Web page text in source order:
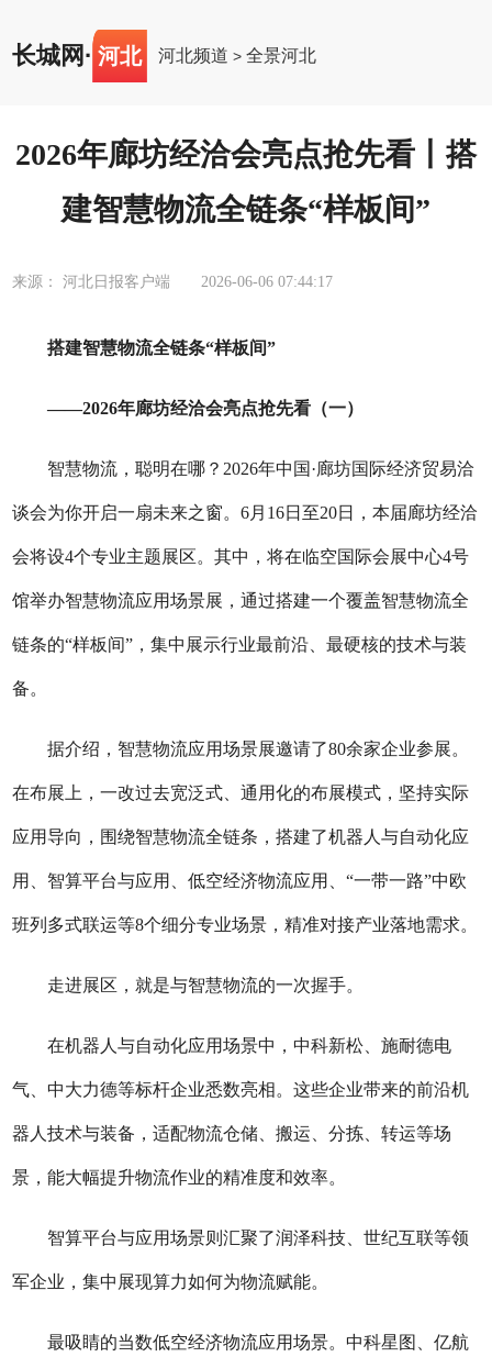
长城网 · 河北 河北频道 >全景河北
2026年廊坊经洽会亮点抢先看丨搭
建智慧物流全链条“样板间”
来源： 河北日报客户端 2026-06-06 07:44:17
搭建智慧物流全链条“样板间”
——2026年廊坊经洽会亮点抢先看（一）
智慧物流，聪明在哪？2026年中国·廊坊国际经济贸易洽
谈会为你开启一扇未来之窗。6月16日至20日，本届廊坊经洽
会将设4个专业主题展区。其中，将在临空国际会展中心4号
馆举办智慧物流应用场景展，通过搭建一个覆盖智慧物流全
链条的“样板间”，集中展示行业最前沿、最硬核的技术与装
备。
据介绍，智慧物流应用场景展邀请了80余家企业参展。
在布展上，一改过去宽泛式、通用化的布展模式，坚持实际
应用导向，围绕智慧物流全链条，搭建了机器人与自动化应
用、智算平台与应用、低空经济物流应用、“一带一路”中欧
班列多式联运等8个细分专业场景，精准对接产业落地需求。
走进展区，就是与智慧物流的一次握手。
在机器人与自动化应用场景中，中科新松、施耐德电
气、中大力德等标杆企业悉数亮相。这些企业带来的前沿机
器人技术与装备，适配物流仓储、搬运、分拣、转运等场
景，能大幅提升物流作业的精准度和效率。
智算平台与应用场景则汇聚了润泽科技、世纪互联等领
军企业，集中展现算力如何为物流赋能。
最吸睛的当数低空经济物流应用场景。中科星图、亿航